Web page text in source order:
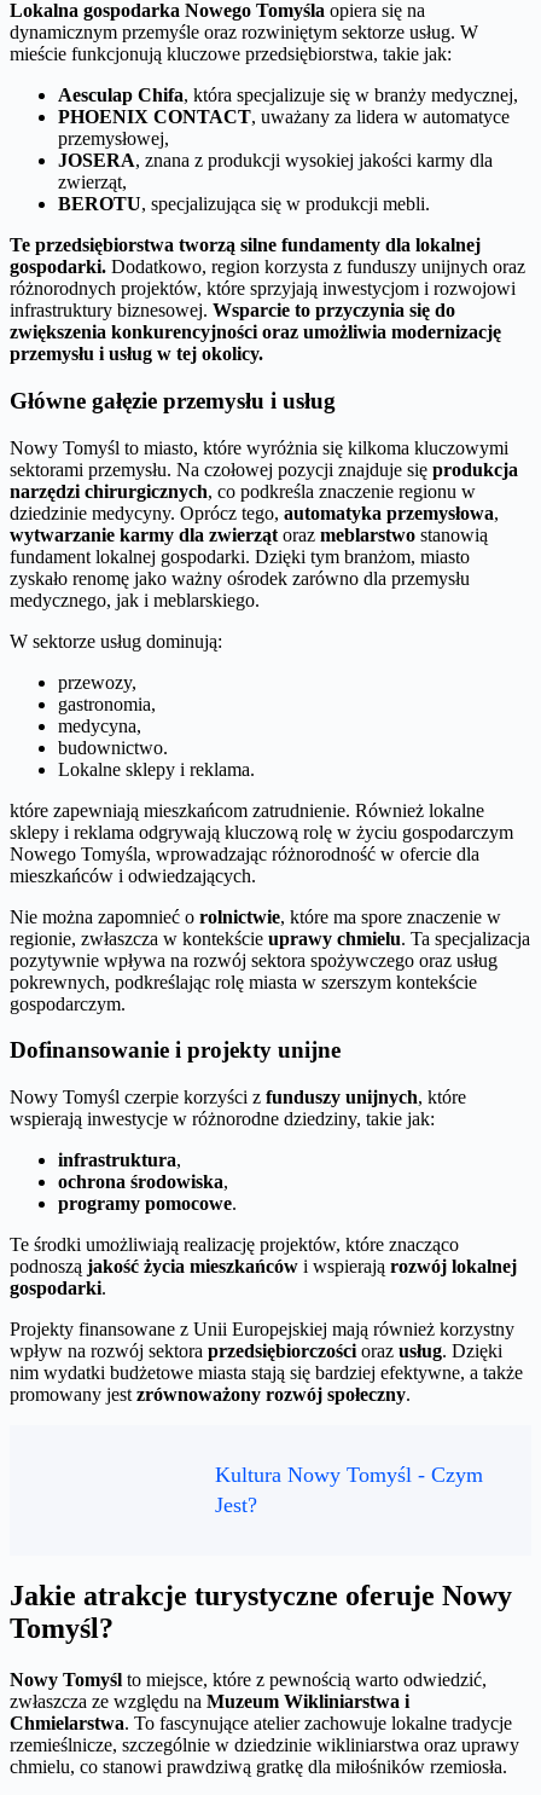
Lokalna gospodarka Nowego Tomyśla opiera się na
dynamicznym przemyśle oraz rozwiniętym sektorze usług. W
mieście funkcjonują kluczowe przedsiębiorstwa, takie jak:
Aesculap Chifa, która specjalizuje się w branży medycznej,
PHOENIX CONTACT, uważany za lidera w automatyce
przemysłowej,
JOSERA, znana z produkcji wysokiej jakości karmy dla
zwierząt,
BEROTU, specjalizująca się w produkcji mebli.
Te przedsiębiorstwa tworzą silne fundamenty dla lokalnej
gospodarki. Dodatkowo, region korzysta z funduszy unijnych oraz
różnorodnych projektów, które sprzyjają inwestycjom i rozwojowi
infrastruktury biznesowej. Wsparcie to przyczynia się do
zwiększenia konkurencyjności oraz umożliwia modernizację
przemysłu i usług w tej okolicy.
Główne gałęzie przemysłu i usług
Nowy Tomyśl to miasto, które wyróżnia się kilkoma kluczowymi
sektorami przemysłu. Na czołowej pozycji znajduje się produkcja
narzędzi chirurgicznych, co podkreśla znaczenie regionu w
dziedzinie medycyny. Oprócz tego, automatyka przemysłowa,
wytwarzanie karmy dla zwierząt oraz meblarstwo stanowią
fundament lokalnej gospodarki. Dzięki tym branżom, miasto
zyskało renomę jako ważny ośrodek zarówno dla przemysłu
medycznego, jak i meblarskiego.
W sektorze usług dominują:
przewozy,
gastronomia,
medycyna,
budownictwo.
Lokalne sklepy i reklama.
które zapewniają mieszkańcom zatrudnienie. Również lokalne
sklepy i reklama odgrywają kluczową rolę w życiu gospodarczym
Nowego Tomyśla, wprowadzając różnorodność w ofercie dla
mieszkańców i odwiedzających.
Nie można zapomnieć o rolnictwie, które ma spore znaczenie w
regionie, zwłaszcza w kontekście uprawy chmielu. Ta specjalizacja
pozytywnie wpływa na rozwój sektora spożywczego oraz usług
pokrewnych, podkreślając rolę miasta w szerszym kontekście
gospodarczym.
Dofinansowanie i projekty unijne
Nowy Tomyśl czerpie korzyści z funduszy unijnych, które
wspierają inwestycje w różnorodne dziedziny, takie jak:
infrastruktura,
ochrona środowiska,
programy pomocowe.
Te środki umożliwiają realizację projektów, które znacząco
podnoszą jakość życia mieszkańców i wspierają rozwój lokalnej
gospodarki.
Projekty finansowane z Unii Europejskiej mają również korzystny
wpływ na rozwój sektora przedsiębiorczości oraz usług. Dzięki
nim wydatki budżetowe miasta stają się bardziej efektywne, a także
promowany jest zrównoważony rozwój społeczny.
Kultura Nowy Tomyśl - Czym
Jest?
Jakie atrakcje turystyczne oferuje Nowy
Tomyśl?
Nowy Tomyśl to miejsce, które z pewnością warto odwiedzić,
zwłaszcza ze względu na Muzeum Wikliniarstwa i
Chmielarstwa. To fascynujące atelier zachowuje lokalne tradycje
rzemieślnicze, szczególnie w dziedzinie wikliniarstwa oraz uprawy
chmielu, co stanowi prawdziwą gratkę dla miłośników rzemiosła.